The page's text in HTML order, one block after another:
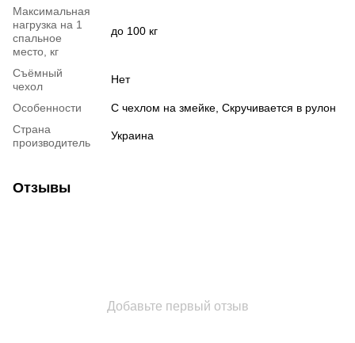
Максимальная
нагрузка на 1
спальное
место, кг
до 100 кг
Съёмный
чехол
Нет
Особенности С чехлом на змейке Скручивается в рулон
Страна
производитель
Украина
Отзывы
Добавьте первый отзыв